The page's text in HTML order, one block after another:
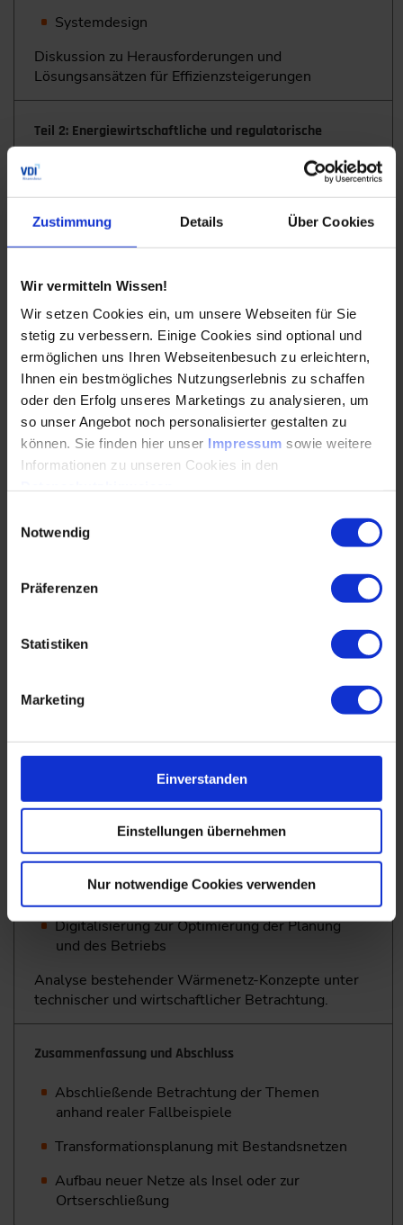
Zustimmung Details Über Cookies
Wir vermitteln Wissen!
Wir setzen Cookies ein, um unsere Webseiten für Sie
stetig zu verbessern. Einige Cookies sind optional und
ermöglichen uns Ihren Webseitenbesuch zu erleichtern,
Ihnen ein bestmögliches Nutzungserlebnis zu schaffen
oder den Erfolg unseres Marketings zu analysieren, um
so unser Angebot noch personalisierter gestalten zu
können. Sie finden hier unser Impressum sowie weitere
Informationen zu unseren Cookies in den
Notwendig
Präferenzen
Statistiken
Marketing
Einverstanden
Einstellungen übernehmen
Nur notwendige Cookies verwenden
Systemdesign
Diskussion zu Herausforderungen und
Lösungsansätzen für Effizienzsteigerungen
Teil 2: Energiewirtschaftliche und regulatorische
Betrachtung
Kostenstrukturen
Investitionsausgaben CAPEX vs.
Kostensenkungspotenziale und
Kostenentwicklungen
Energiewirtschaftliche Bewertungen
Förderungen
Preisbildung und -entwicklung
Preisbildung
Preisgleitung
Regulatorischer Rahmen
Wärmeplanung, Machbarkeiten und
Transformationspläne nach BEW und
Verantwortungen
Digitalisierung in Wärmenetzen
„Digitalisierung“
Digitalisierung zur Optimierung der Planung
und des Betriebs
Analyse bestehender Wärmenetz-Konzepte unter
technischer und wirtschaftlicher Betrachtung.
Zusammenfassung und Abschluss
Abschließende Betrachtung der Themen
anhand realer Fallbeispiele
Transformationsplanung mit Bestandsnetzen
Aufbau neuer Netze als Insel oder zur
Ortserschließung